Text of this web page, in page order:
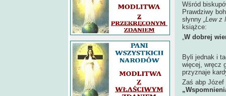
Wśród
Prawdziwy
słynny „Lew z
książce:
„W dobrej
Byli jednak i
więcej, wręcz
przyznaje
Zaś abp